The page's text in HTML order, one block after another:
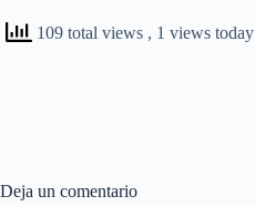
109 total views , 1 views today
Deja un comentario